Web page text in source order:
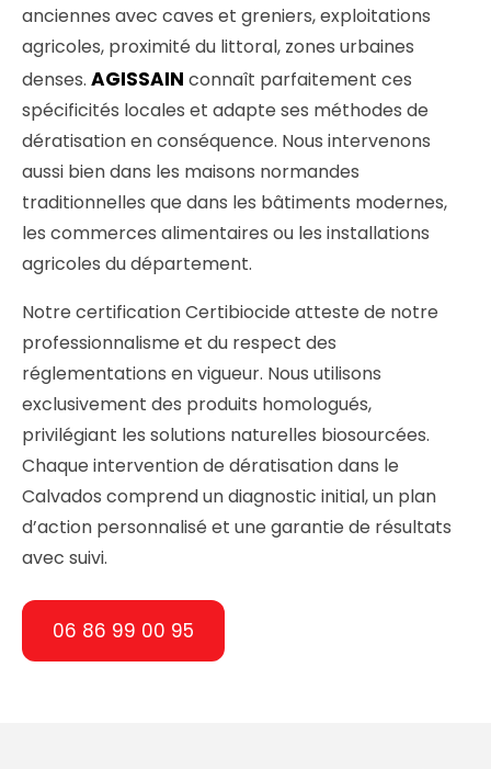
anciennes avec caves et greniers, exploitations
agricoles, proximité du littoral, zones urbaines
denses. AGISSAIN connaît parfaitement ces
spécificités locales et adapte ses méthodes de
dératisation en conséquence. Nous intervenons
aussi bien dans les maisons normandes
traditionnelles que dans les bâtiments modernes,
les commerces alimentaires ou les installations
agricoles du département.
Notre certification Certibiocide atteste de notre
professionnalisme et du respect des
réglementations en vigueur. Nous utilisons
exclusivement des produits homologués,
privilégiant les solutions naturelles biosourcées.
Chaque intervention de dératisation dans le
Calvados comprend un diagnostic initial, un plan
d’action personnalisé et une garantie de résultats
avec suivi.
06 86 99 00 95